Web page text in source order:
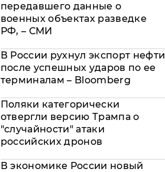
передавшего данные о
военных объектах разведке
РФ, – СМИ
В России рухнул экспорт нефти
после успешных ударов по ее
терминалам – Bloomberg
Поляки категорически
отвергли версию Трампа о
"случайности" атаки
российских дронов
В экономике России новый